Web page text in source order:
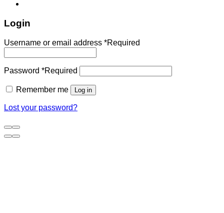
Login
Username or email address *Required
Password *Required
Remember me Log in
Lost your password?